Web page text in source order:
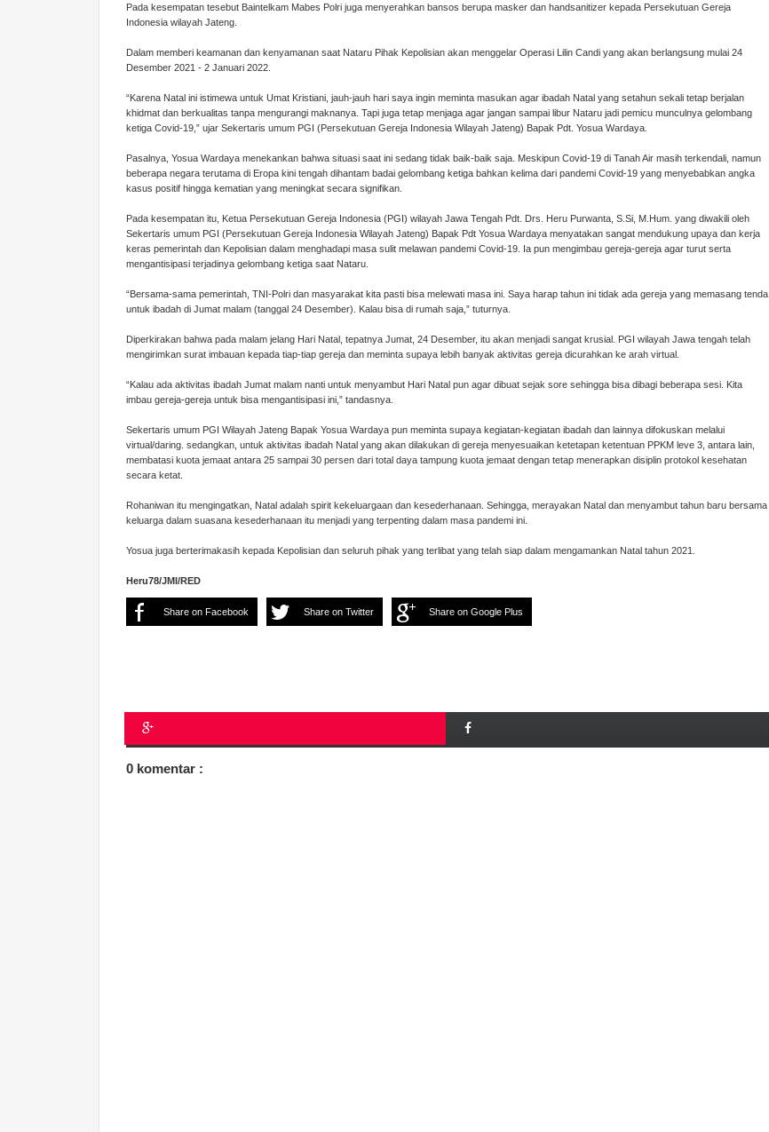
Pada kesempatan tesebut Baintelkam Mabes Polri juga menyerahkan bansos berupa masker dan handsanitizer kepada Persekutuan Gereja
Indonesia wilayah Jateng.
Dalam memberi keamanan dan kenyamanan saat Nataru Pihak Kepolisian akan menggelar Operasi Lilin Candi yang akan berlangsung mulai 24
Desember 2021 - 2 Januari 2022.
“Karena Natal ini istimewa untuk Umat Kristiani, jauh-jauh hari saya ingin meminta masukan agar ibadah Natal yang setahun sekali tetap berjalan
khidmat dan berkualitas tanpa mengurangi maknanya. Tapi juga tetap menjaga agar jangan sampai libur Nataru jadi pemicu munculnya gelombang
ketiga Covid-19,” ujar Sekertaris umum PGI (Persekutuan Gereja Indonesia Wilayah Jateng) Bapak Pdt. Yosua Wardaya.
Pasalnya, Yosua Wardaya menekankan bahwa situasi saat ini sedang tidak baik-baik saja. Meskipun Covid-19 di Tanah Air masih terkendali, namun
beberapa negara terutama di Eropa kini tengah dihantam badai gelombang ketiga bahkan kelima dari pandemi Covid-19 yang menyebabkan angka
kasus positif hingga kematian yang meningkat secara signifikan.
Pada kesempatan itu, Ketua Persekutuan Gereja Indonesia (PGI) wilayah Jawa Tengah Pdt. Drs. Heru Purwanta, S.Si, M.Hum. yang diwakili oleh
Sekertaris umum PGI (Persekutuan Gereja Indonesia Wilayah Jateng) Bapak Pdt Yosua Wardaya menyatakan sangat mendukung upaya dan kerja
keras pemerintah dan Kepolisian dalam menghadapi masa sulit melawan pandemi Covid-19. Ia pun mengimbau gereja-gereja agar turut serta
mengantisipasi terjadinya gelombang ketiga saat Nataru.
“Bersama-sama pemerintah, TNI-Polri dan masyarakat kita pasti bisa melewati masa ini. Saya harap tahun ini tidak ada gereja yang memasang tenda
untuk ibadah di Jumat malam (tanggal 24 Desember). Kalau bisa di rumah saja,” tuturnya.
Diperkirakan bahwa pada malam jelang Hari Natal, tepatnya Jumat, 24 Desember, itu akan menjadi sangat krusial. PGI wilayah Jawa tengah telah
mengirimkan surat imbauan kepada tiap-tiap gereja dan meminta supaya lebih banyak aktivitas gereja dicurahkan ke arah virtual.
“Kalau ada aktivitas ibadah Jumat malam nanti untuk menyambut Hari Natal pun agar dibuat sejak sore sehingga bisa dibagi beberapa sesi. Kita
imbau gereja-gereja untuk bisa mengantisipasi ini,” tandasnya.
Sekertaris umum PGI Wilayah Jateng Bapak Yosua Wardaya pun meminta supaya kegiatan-kegiatan ibadah dan lainnya difokuskan melalui
virtual/daring. sedangkan, untuk aktivitas ibadah Natal yang akan dilakukan di gereja menyesuaikan ketetapan ketentuan PPKM leve 3, antara lain,
membatasi kuota jemaat antara 25 sampai 30 persen dari total daya tampung kuota jemaat dengan tetap menerapkan disiplin protokol kesehatan
secara ketat.
Rohaniwan itu mengingatkan, Natal adalah spirit kekeluargaan dan kesederhanaan. Sehingga, merayakan Natal dan menyambut tahun baru bersama
keluarga dalam suasana kesederhanaan itu menjadi yang terpenting dalam masa pandemi ini.
Yosua juga berterimakasih kepada Kepolisian dan seluruh pihak yang terlibat yang telah siap dalam mengamankan Natal tahun 2021.
Heru78/JMI/RED
Share on Facebook Share on Twitter Share on Google Plus
0 komentar :